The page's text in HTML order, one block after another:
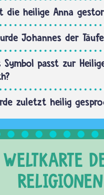
die heilige Anna
Johannes der
Symbol passt zur
zuletzt heilig